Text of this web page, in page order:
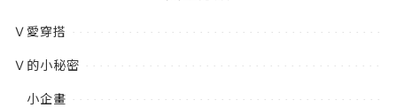
Ｖ愛穿搭
Ｖ的小秘密
小企畫